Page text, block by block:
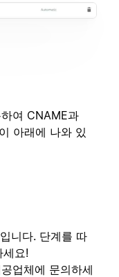
여 CNAME과
아래에 나와 있
니다. 단계를 따
세요!
업체에 문의하세